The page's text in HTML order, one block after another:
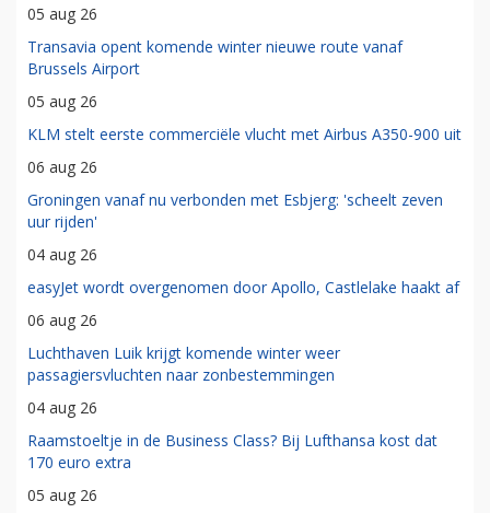
05 aug 26
Transavia opent komende winter nieuwe route vanaf
Brussels Airport
05 aug 26
KLM stelt eerste commerciële vlucht met Airbus A350-900 uit
06 aug 26
Groningen vanaf nu verbonden met Esbjerg: 'scheelt zeven
uur rijden'
04 aug 26
easyJet wordt overgenomen door Apollo, Castlelake haakt af
06 aug 26
Luchthaven Luik krijgt komende winter weer
passagiersvluchten naar zonbestemmingen
04 aug 26
Raamstoeltje in de Business Class? Bij Lufthansa kost dat
170 euro extra
05 aug 26